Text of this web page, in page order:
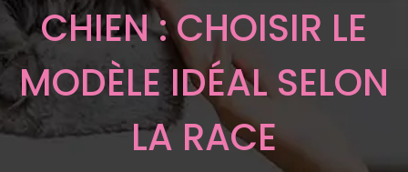
CHIEN : CHOISIR LE
MODÈLE IDÉAL SELON
LA RACE